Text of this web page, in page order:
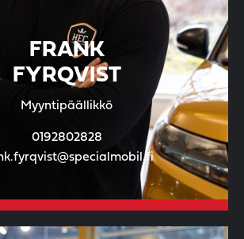
FRANK
FYRQVIST
Myyntipäällikkö
0192802828